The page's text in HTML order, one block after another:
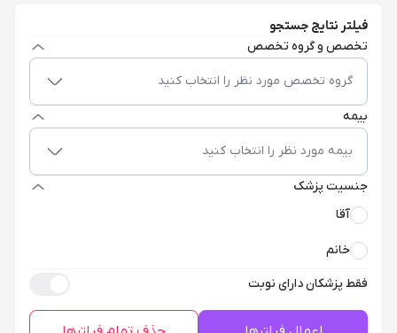
فیلتر نتایج جستجو
تخصص و گروه تخصص
گروه تخصص مورد نظر را انتخاب کنید
بیمه
بیمه مورد نظر را انتخاب کنید
جنسیت پزشک
آقا
خانم
فقط پزشکان دارای نوبت